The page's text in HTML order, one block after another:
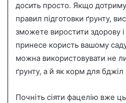
досить просто. Якщо
правил підготовки ґрунту,
зможете виростити здорову
принесе користь вашому
можна використовувати не
ґрунту, а й як корм для
Почніть сіяти фацелію вже